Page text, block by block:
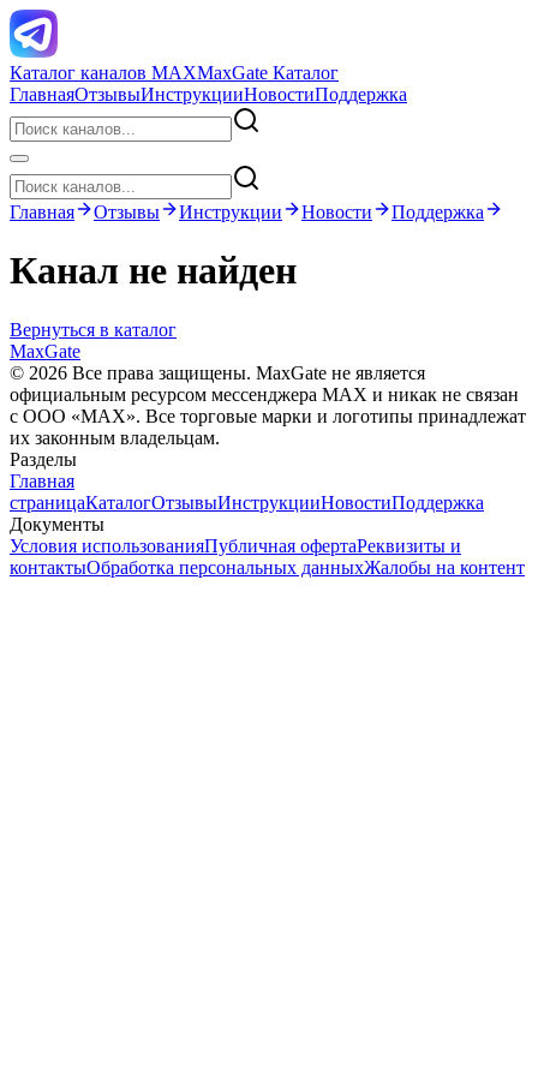
Каталог каналов MAXMaxGate Каталог
ГлавнаяОтзывыИнструкцииНовостиПоддержка
Главная Отзывы Инструкции Новости Поддержка
Канал не найден
Вернуться в каталог
MaxGate
© 2026 Все права защищены. MaxGate не является
официальным ресурсом мессенджера MAX и никак не связан
с ООО «МАХ». Все торговые марки и логотипы принадлежат
их законным владельцам.
Разделы
Главная
страницаКаталогОтзывыИнструкцииНовостиПоддержка
Документы
Условия использованияПубличная офертаРеквизиты и
контактыОбработка персональных данныхЖалобы на контент